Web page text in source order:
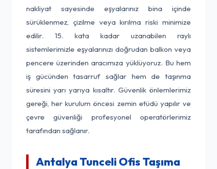
nakliyat sayesinde eşyalarınız bina içinde
sürüklenmez, çizilme veya kırılma riski minimize
edilir. 15. kata kadar uzanabilen raylı
sistemlerimizle eşyalarınızı doğrudan balkon veya
pencere üzerinden aracımıza yüklüyoruz. Bu hem
iş gücünden tasarruf sağlar hem de taşınma
süresini yarı yarıya kısaltır. Güvenlik önlemlerimiz
gereği, her kurulum öncesi zemin etüdü yapılır ve
çevre güvenliği profesyonel operatörlerimiz
tarafından sağlanır.
Antalya Tunceli Ofis Taşıma